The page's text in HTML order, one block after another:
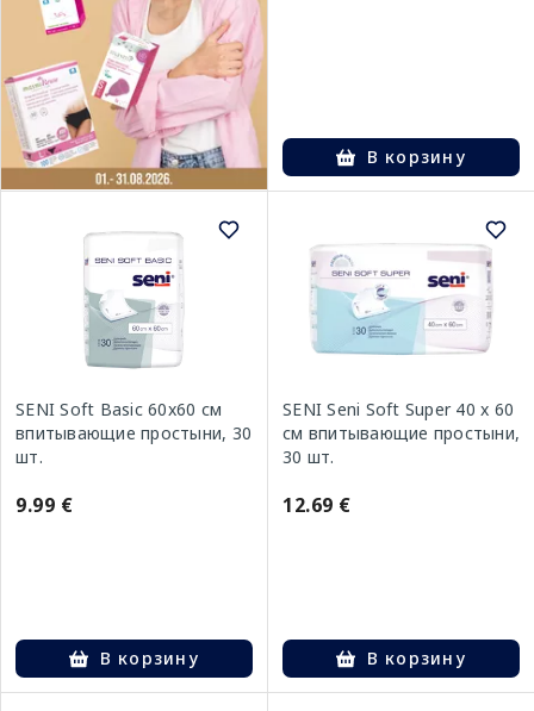
В корзину
SENI Soft Basic 60x60 см
впитывающие простыни, 30
шт.
9.99 €
В корзину
SENI Seni Soft Super 40 x 60
см впитывающие простыни,
30 шт.
12.69 €
В корзину